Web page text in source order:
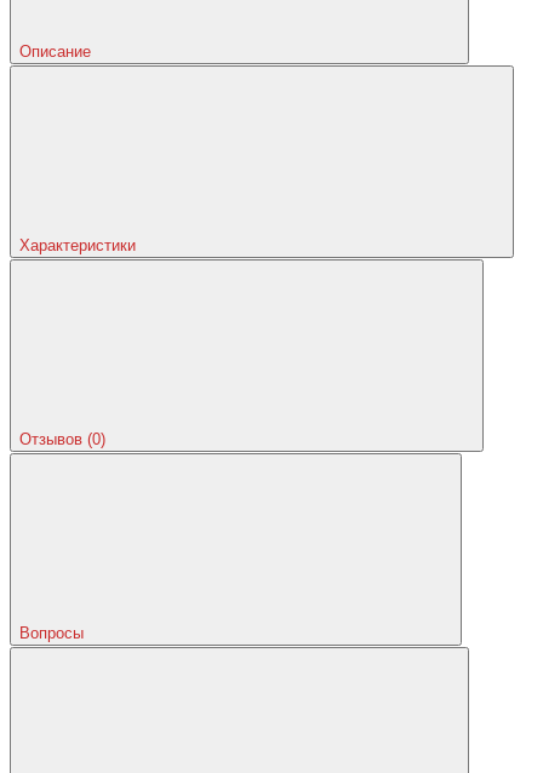
Описание
Характеристики
Отзывов (0)
Вопросы